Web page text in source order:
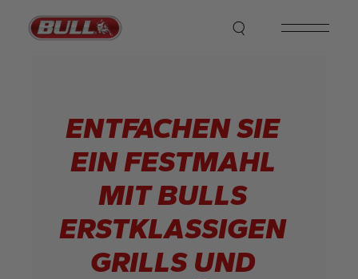
ENTFACHEN SIE
EIN FESTMAHL
MIT BULLS
ERSTKLASSIGEN
GRILLS UND